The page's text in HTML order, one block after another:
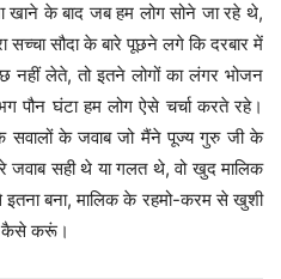
खाने के बाद जब हम लोग सोने जा रहे थे,
सच्चा सौदा के बारे पूछने लगे कि दरबार में
नहीं लेते, तो इतने लोगों का लंगर भोजन
पौन घंटा हम लोग ऐसे चर्चा करते रहे।
सवालों के जवाब जो मैंने पूज्य गुरु जी के
जवाब सही थे या गलत थे, वो खुद मालिक
बना, मालिक के रहमो-करम से खुशी
कैसे करूं।